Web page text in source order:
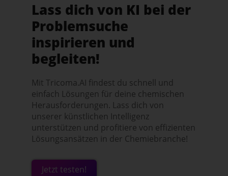
Lass dich von KI bei der
Problemsuche
inspirieren und
begleiten!
Mit Tricoma.AI findest du schnell und
einfach Lösungen für deine chemischen
Herausforderungen. Lass dich von
unserer künstlichen Intelligenz
unterstützen und profitiere von effizienten
Lösungsansätzen in der Chemiebranche!
Jetzt testen!